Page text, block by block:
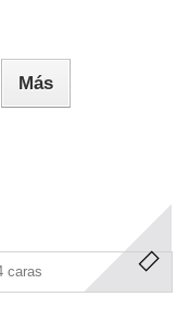
Más